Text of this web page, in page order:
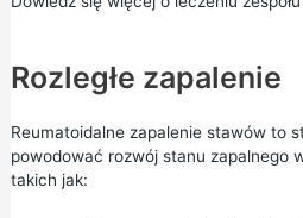
Rozległe zapalenie
Reumatoidalne zapalenie stawów to
powodować rozwój stanu zapalnego
takich jak: